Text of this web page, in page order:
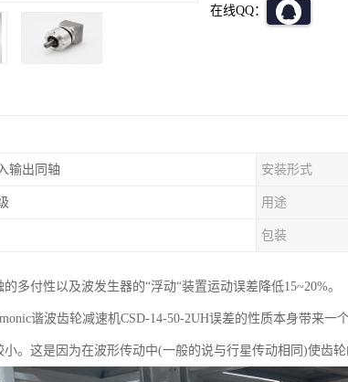
在线QQ：
输出同轴 安装形式
用途
包装
多付性以及波发生器的“浮动“装置运动误差降低15~20%。
谐波齿轮减速机CSD-14-50-2UH误差的性质本身带来一
小。这是因为在波形传动中(一般的说与行星传动相同)使齿